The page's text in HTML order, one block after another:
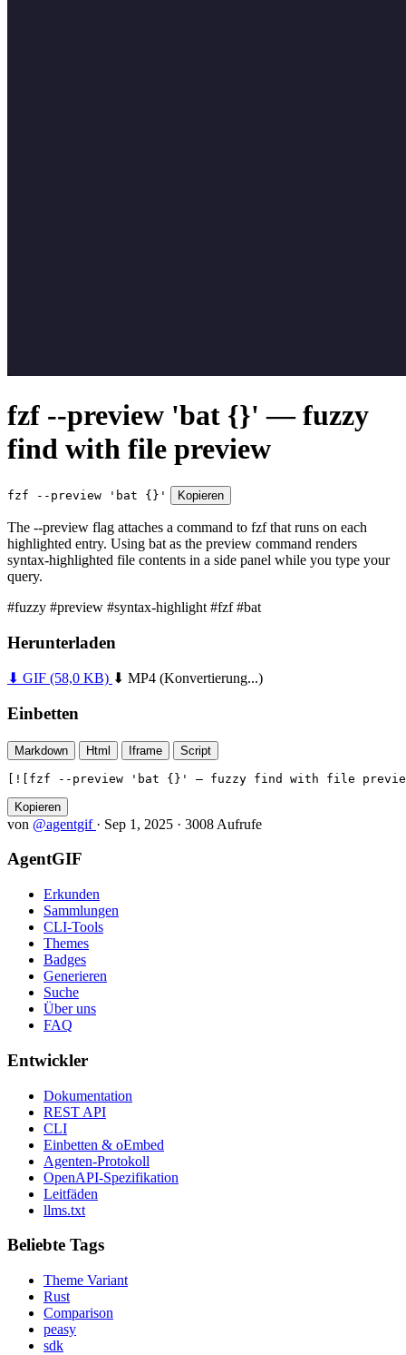
fzf --preview 'bat {}' — fuzzy
find with file preview
fzf --preview 'bat {}' Kopieren
The --preview flag attaches a command to fzf that runs on each
highlighted entry. Using bat as the preview command renders
syntax-highlighted file contents in a side panel while you type your
query.
#fuzzy #preview #syntax-highlight #fzf#bat
Herunterladen
⬇ GIF (58,0 KB) ⬇ MP4 (Konvertierung...)
Einbetten
Markdown Html Iframe Script
[![fzf --preview 'bat {}' — fuzzy find with file
Kopieren
von @agentgif · Sep 1, 2025 · 3008 Aufrufe
AgentGIF
Erkunden
Sammlungen
CLI-Tools
Themes
Badges
Generieren
Suche
Über uns
FAQ
Entwickler
Dokumentation
REST API
CLI
Einbetten & oEmbed
Agenten-Protokoll
OpenAPI-Spezifikation
Leitfäden
llms.txt
Beliebte Tags
Theme Variant
Rust
Comparison
peasy
sdk